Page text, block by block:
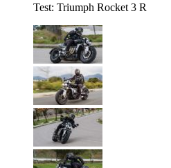
Test: Triumph Rocket 3 R